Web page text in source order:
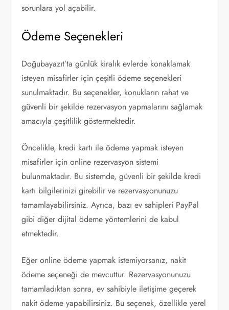
sorunlara yol açabilir.
Ödeme Seçenekleri
Doğubayazıt’ta günlük kiralık evlerde konaklamak
isteyen misafirler için çeşitli ödeme seçenekleri
sunulmaktadır. Bu seçenekler, konukların rahat ve
güvenli bir şekilde rezervasyon yapmalarını sağlamak
amacıyla çeşitlilik göstermektedir.
Öncelikle, kredi kartı ile ödeme yapmak isteyen
misafirler için online rezervasyon sistemi
bulunmaktadır. Bu sistemde, güvenli bir şekilde kredi
kartı bilgilerinizi girebilir ve rezervasyonunuzu
tamamlayabilirsiniz. Ayrıca, bazı ev sahipleri PayPal
gibi diğer dijital ödeme yöntemlerini de kabul
etmektedir.
Eğer online ödeme yapmak istemiyorsanız, nakit
ödeme seçeneği de mevcuttur. Rezervasyonunuzu
tamamladıktan sonra, ev sahibiyle iletişime geçerek
nakit ödeme yapabilirsiniz. Bu seçenek, özellikle yerel